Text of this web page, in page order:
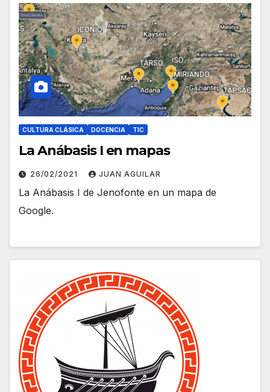
CULTURA CLÁSICA DOCENCIA TIC
La Anábasis I en mapas
26/02/2021 JUAN AGUILAR
La Anábasis I de Jenofonte en un mapa de
Google.